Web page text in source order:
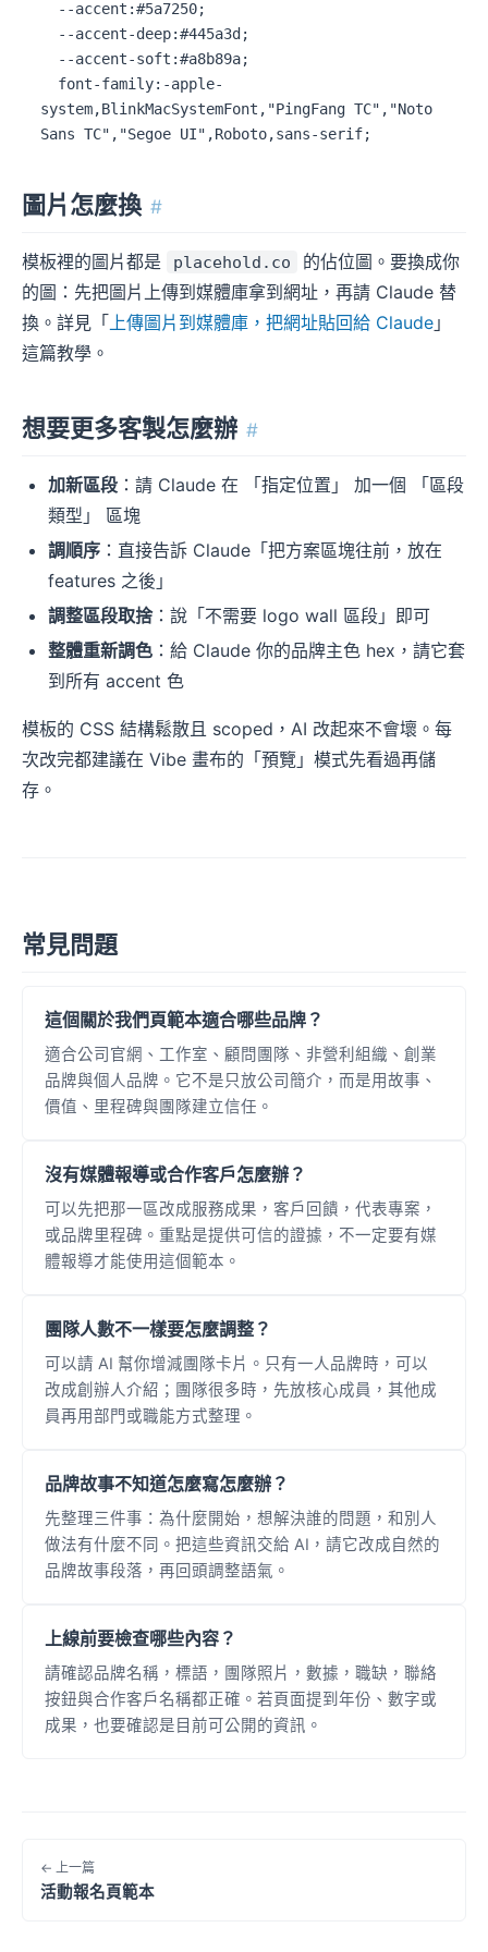
圖片怎麼換 #
模板裡的圖片都是 placehold.co
的佔位圖。要換成你
的圖：先把圖片上傳到媒體庫拿到網址，再請 Claude 替
換。詳見「 上傳圖片到媒體庫，把網址貼回給 Claude 」
這篇教學。
想要更多客製怎麼辦 #
加新區段 ：請 Claude 在 「指定位置」 加一個 「區段
類型」 區塊
調順序 ：直接告訴 Claude「把方案區塊往前，放在
features 之後」
調整區段取捨：說「不需要 logo wall 區段」即可
整體重新調色 ：給 Claude 你的品牌主色 hex，請它套
到所有 accent 色
模板的 CSS 結構鬆散且 scoped，AI 改起來不會壞。每
次改完都建議在 Vibe 畫布的「預覽」模式先看過再儲
存。
常見問題
這個關於我們頁範本適合哪些品牌？
適合公司官網、工作室、顧問團隊、非營利組織、創業
品牌與個人品牌。它不是只放公司簡介，而是用故事、
價值、里程碑與團隊建立信任。
沒有媒體報導或合作客戶怎麼辦？
可以先把那一區改成服務成果，客戶回饋，代表專案，
或品牌里程碑。重點是提供可信的證據，不一定要有媒
體報導才能使用這個範本。
團隊人數不一樣要怎麼調整？
可以請 AI 幫你增減團隊卡片。只有一人品牌時，可以
改成創辦人介紹；團隊很多時，先放核心成員，其他成
員再用部門或職能方式整理。
品牌故事不知道怎麼寫怎麼辦？
先整理三件事：為什麼開始，想解決誰的問題，和別人
做法有什麼不同。把這些資訊交給 AI，請它改成自然的
品牌故事段落，再回頭調整語氣。
上線前要檢查哪些內容？
請確認品牌名稱，標語，團隊照片，數據，職缺，聯絡
按鈕與合作客戶名稱都正確。若頁面提到年份、數字或
成果，也要確認是目前可公開的資訊。
← 上一篇
活動報名頁範本